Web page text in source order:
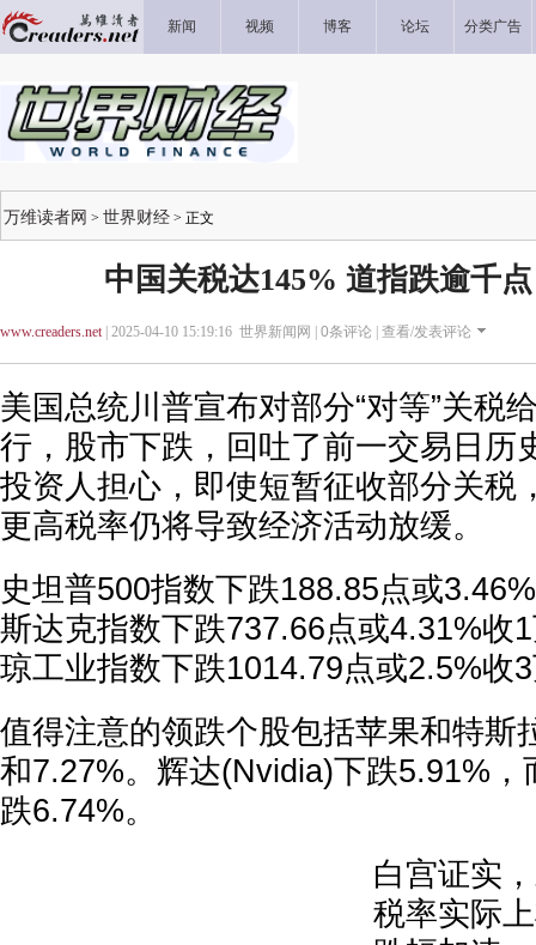
新闻 视频 博客 论坛 分类广告
万维读者网 > 世界财经 > 正文
中国关税达145% 道指跌逾千
www.creaders.net| 2025-04-10 15:19:16 世界新闻网 | 0条评论 | 查看/发表评论
美国总统川普宣布对部分“对等”关税
行，股市下跌，回吐了前一交易日历
投资人担心，即使短暂征收部分关税
更高税率仍将导致经济活动放缓。
史坦普500指数下跌188.85点或
斯达克指数下跌737.66点或4.31%收
琼工业指数下跌1014.79点或2.5%收
值得注意的领跌个股包括苹果和特斯
和7.27%。辉达(Nvidia)下跌5.91%
跌6.74%。
白宫证实
税率实际